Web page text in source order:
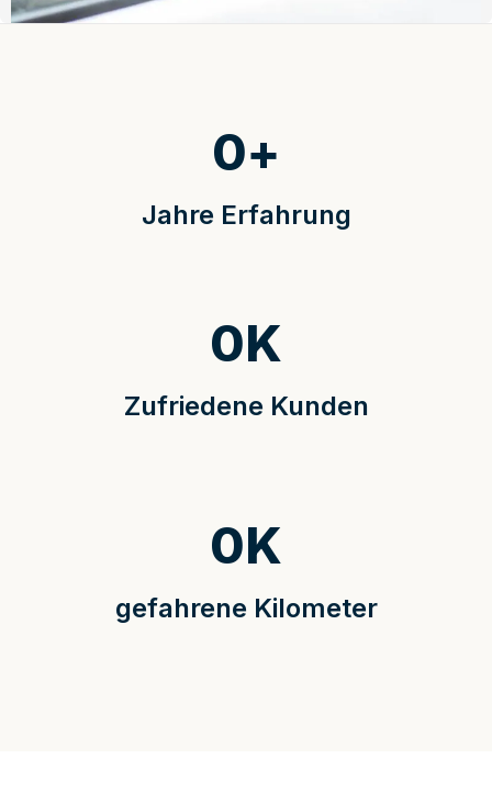
Jahre Erfahrung
0+
Zufriedene Kunden
0K
gefahrene Kilometer
0K